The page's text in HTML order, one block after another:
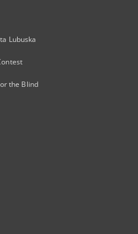
Lubuska
the Blind